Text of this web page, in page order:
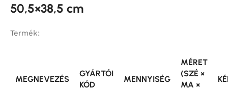
50,5×38,5 cm
Termék:
MEGNEVEZÉS
GYÁRTÓI
KÓD
MENNYISÉG
MÉRET
(SZÉ ×
MA ×